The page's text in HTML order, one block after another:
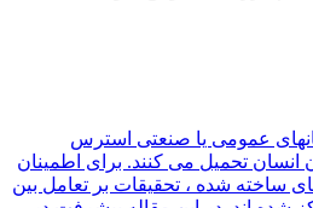
عمومی یا صنعتی استرس
انسان تحمیل می کنند. برای اطمینان
ساخته شده ، تحقیقات بر تعامل بین